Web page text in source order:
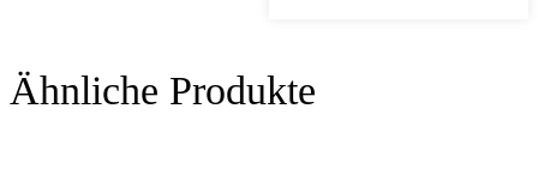
Ähnliche Produkte